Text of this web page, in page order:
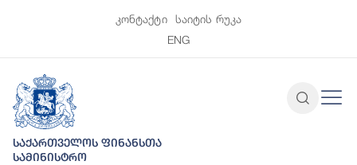
კონტაქტი
საიტის რუკა
ENG
საქართველოს ფინანსთა
სამინისტრო